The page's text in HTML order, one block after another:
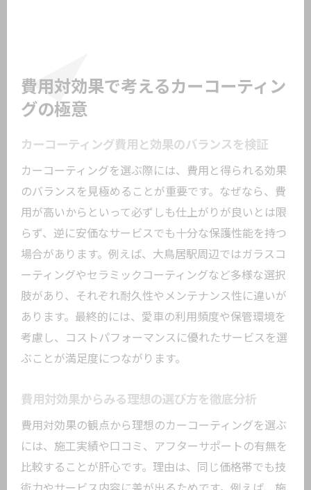
費用対効果で考えるカーコーティン
グの極意
カーコーティング費用と効果のバランスを検証
カーコーティングを選ぶ際には、費用と得られる効果
のバランスを見極めることが重要です。なぜなら、費
用が高いからといって必ずしも仕上がりが良いとは限
らず、逆に安価なサービスでも十分な保護性能を持つ
場合があります。例えば、大鳥居駅周辺ではガラスコ
ーティングやセラミックコーティングなど多様な選択
肢があり、それぞれ耐久性やメンテナンス性に違いが
あります。最終的には、愛車の利用頻度や保管環境を
考慮し、コストパフォーマンスに優れたサービスを選
ぶことが満足度につながります。
費用対効果からみる理想の選び方を徹底分析
費用対効果の観点から理想のカーコーティングを選ぶ
には、施工実績や口コミ、アフターサポートの有無を
比較することが肝心です。理由は、同じ価格帯でも技